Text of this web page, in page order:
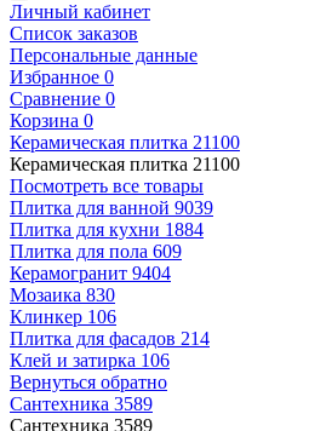
Личный кабинет
Список заказов
Персональные данные
Избранное 0
Сравнение 0
Корзина 0
Керамическая плитка 21100
Керамическая плитка 21100
Посмотреть все товары
Плитка для ванной 9039
Плитка для кухни 1884
Плитка для пола 609
Керамогранит 9404
Мозаика 830
Клинкер 106
Плитка для фасадов 214
Клей и затирка 106
Вернуться обратно
Сантехника 3589
Сантехника 3589